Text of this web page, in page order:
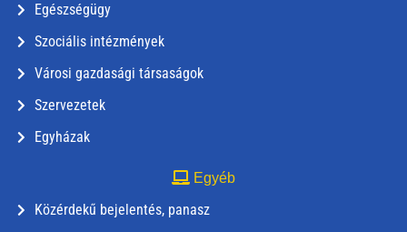
Egészségügy
Szociális intézmények
Városi gazdasági társaságok
Szervezetek
Egyházak
Egyéb
Közérdekű bejelentés, panasz